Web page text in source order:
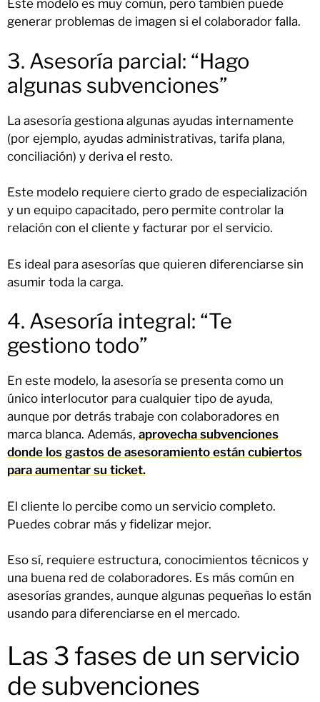
Este modelo es muy común, pero también puede
generar problemas de imagen si el colaborador falla.
3. Asesoría parcial: “Hago
algunas subvenciones”
La asesoría gestiona algunas ayudas internamente
(por ejemplo, ayudas administrativas, tarifa plana,
conciliación) y deriva el resto.
Este modelo requiere cierto grado de especialización
y un equipo capacitado, pero permite controlar la
relación con el cliente y facturar por el servicio.
Es ideal para asesorías que quieren diferenciarse sin
asumir toda la carga.
4. Asesoría integral: “Te
gestiono todo”
En este modelo, la asesoría se presenta como un
único interlocutor para cualquier tipo de ayuda,
aunque por detrás trabaje con colaboradores en
marca blanca. Además, aprovecha subvenciones
donde los gastos de asesoramiento están cubiertos
para aumentar su ticket.
El cliente lo percibe como un servicio completo.
Puedes cobrar más y fidelizar mejor.
Eso sí, requiere estructura, conocimientos técnicos y
una buena red de colaboradores. Es más común en
asesorías grandes, aunque algunas pequeñas lo están
usando para diferenciarse en el mercado.
Las 3 fases de un servicio
de subvenciones